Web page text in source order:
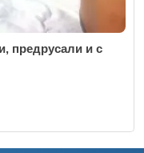
предрусали и с